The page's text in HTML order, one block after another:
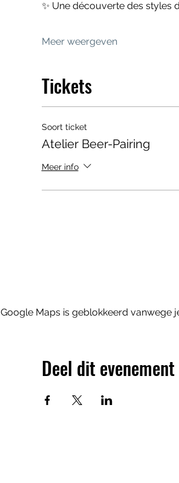
✨ Une découverte des styles
Meer weergeven
Tickets
Soort ticket
Atelier Beer-Pairing
Meer info
Google Maps is geblokkeerd vanwege
Deel dit evenement